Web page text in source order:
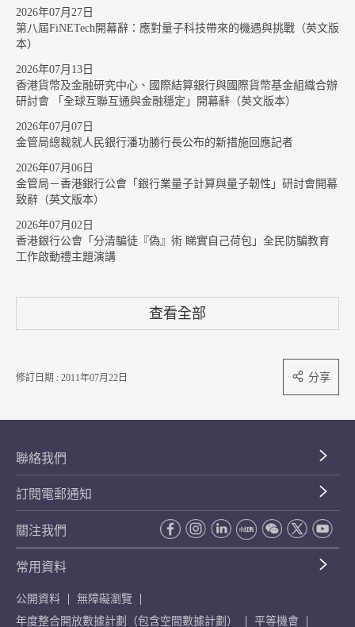
2026年07月27日
第八屆FiNETech開幕辭：應對量子科技帶來的機遇與挑戰（英文版
本）
2026年07月13日
香港貨幣及金融研究中心、國際結算銀行與國際貨幣基金組織合辦
研討會 「全球互聯互通與金融穩定」開幕辭（英文版本）
2026年07月07日
金管局總裁就人民銀行潘功勝行長公布的新措施回應記者
2026年07月06日
金管局－香港銀行公會「銀行業量子計算與量子韌性」研討會開幕
致辭（英文版本）
2026年07月02日
香港銀行公會「分清騙徒『偽』術 睇實自己荷包」全民防騙教育
工作啟動禮主題演講
查看全部
修訂日期 : 2011年07月22日 分享
聯絡我們
訂閱電郵通知
關注我們
常用資料
公開資料
無障礙瀏覽
年度整合開放數據計劃（包含空間數據計劃）
平等機會